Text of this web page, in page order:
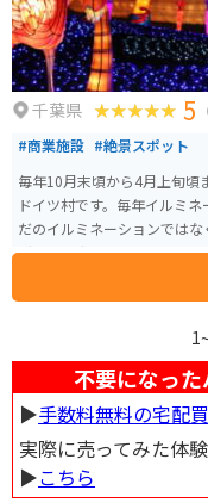
スポットも点在しています。
もアクセス可能です。
千葉県 5
#商業施設 #絶景スポット
毎年10月末頃から4月上旬頃
ドイツ村です。毎年イルミ
だのイルミネーションでは
グを映し出したり、シャボ
が、クリスマスシーズンは
い可能性があるので注意が
言われるだけあり、ソーセ
多く揃えています。 夜だけではなく、昼間はパターゴルフや釣り堀、ドイツ
村で飼育している犬とふれ
様はもちろん、大人まで老若
不要になっ
▶︎手数料無料の宅配
実際に売ってみた体
▶︎こちら